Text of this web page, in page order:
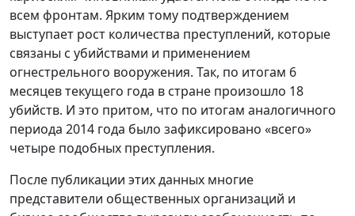
всем фронтам. Ярким тому подтверждением
выступает рост количества преступлений, которые
связаны с убийствами и применением
огнестрельного вооружения. Так, по итогам 6
месяцев текущего года в стране произошло 18
убийств. И это притом, что по итогам аналогичного
периода 2014 года было зафиксировано «всего»
четыре подобных преступления.
После публикации этих данных многие
представители общественных организаций и